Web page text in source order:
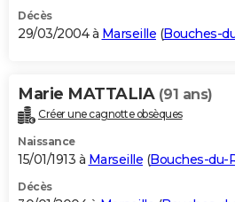
Décès
29/03/2004 à Marseille (Bouches-
Marie MATTALIA (91 ans)
Créer une cagnotte obsèques
Naissance
15/01/1913 à Marseille (Bouches-du-
Décès